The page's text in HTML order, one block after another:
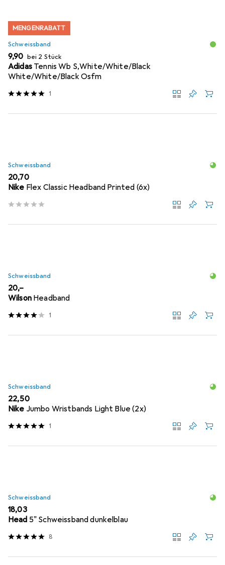
MENGENRABATT
Schweissband
EUR
9,90 bei 2 Stück
Adidas Tennis Wb S,White/White/Black
White/White/Black Osfm
1
Schweissband
EUR
20,70
Nike Flex Classic Headband Printed (6x)
Schweissband
EUR
20,–
Wilson Headband
1
Schweissband
EUR
22,50
Nike Jumbo Wristbands Light Blue (2x)
1
Schweissband
EUR
18,03
Head 5" Schweissband dunkelblau
8